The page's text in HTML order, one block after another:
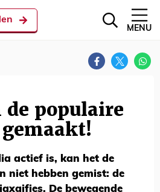
MENU
de populaire
actief is, kan het de
niet hebben gemist: de
De bewegende